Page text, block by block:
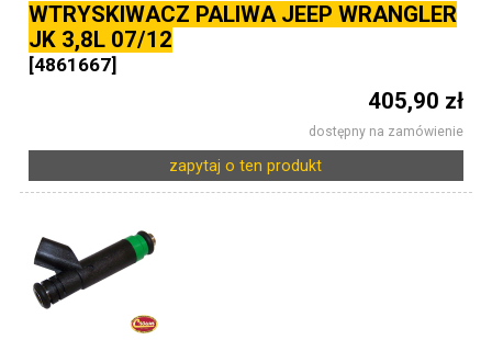
WTRYSKIWACZ PALIWA JEEP WRANGLER
JK 3,8L 07/12
[4861667]
405,90 zł
dostępny na zamówienie
zapytaj o ten produkt